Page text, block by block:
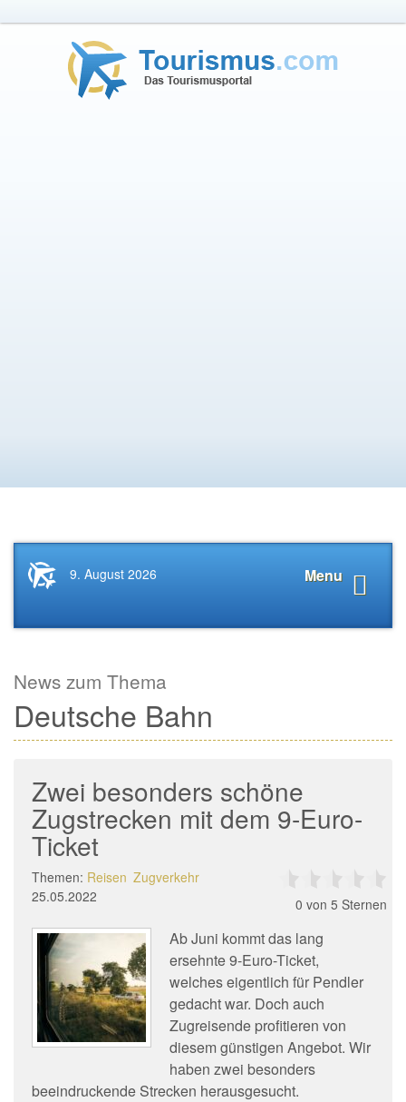
Startseite
News.Tourismus.com
Menu
9. August 2026
News zum Thema
Deutsche Bahn
Zwei besonders schöne
Zugstrecken mit dem 9-Euro-
Ticket
Themen: Reisen Zugverkehr
25.05.2022
0 von 5 Sternen
Ab Juni kommt das lang
ersehnte 9-Euro-Ticket,
welches eigentlich für Pendler
gedacht war. Doch auch
Zugreisende profitieren von
diesem günstigen Angebot. Wir
haben zwei besonders
beeindruckende Strecken herausgesucht.